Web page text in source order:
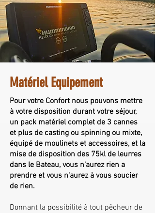
MatérielEquipement
Pour votre Confort nous pouvons mettre
à votre disposition durant votre séjour,
un pack matériel complet de 3 cannes
et plus de casting ou spinning ou mixte,
équipé de moulinets et accessoires, et la
mise de disposition des 75kl de leurres
dans le Bateau, vous n'aurez rien a
prendre et vous n'aurez à vous soucier
de rien.
Donnant la possibilité à tout pêcheur de